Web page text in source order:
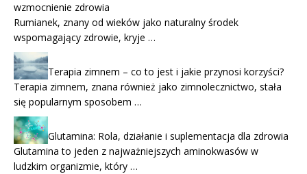
wzmocnienie zdrowia
Rumianek, znany od wieków jako naturalny środek
wspomagający zdrowie, kryje …
Terapia zimnem – co to jest i jakie przynosi korzyści?
Terapia zimnem, znana również jako zimnolecznictwo, stała
się popularnym sposobem …
Glutamina: Rola, działanie i suplementacja dla zdrowia
Glutamina to jeden z najważniejszych aminokwasów w
ludzkim organizmie, który …